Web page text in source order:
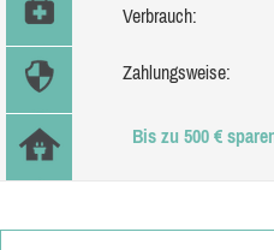
Verbrauch:
Zahlungsweise:
Bis zu 500 €